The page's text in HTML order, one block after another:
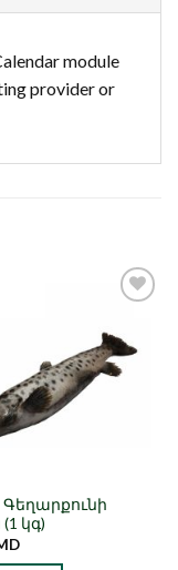
module
provider or
նախընտրած
կգ)